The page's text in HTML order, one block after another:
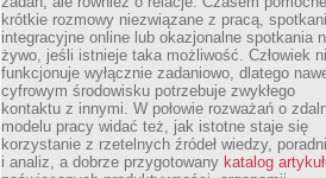
krótkie rozmowy niezwiązane z pracą,
integracyjne online lub okazjonalne spotkania
żywo, jeśli istnieje taka możliwość. Człowiek
funkcjonuje wyłącznie zadaniowo, dlatego
cyfrowym środowisku potrzebuje zwykłego
kontaktu z innymi. W połowie rozważań o
modelu pracy widać też, jak istotne staje się
korzystanie z rzetelnych źródeł wiedzy,
i analiz, a dobrze przygotowany katalog